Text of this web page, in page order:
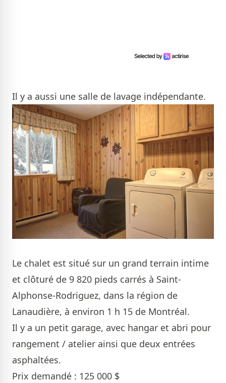
Il y a aussi une salle de lavage indépendante.
Le chalet est situé sur un grand terrain intime
et clôturé de 9 820 pieds carrés à Saint-
Alphonse-Rodriguez, dans la région de
Lanaudière, à environ 1 h 15 de Montréal.
Il y a un petit garage, avec hangar et abri pour
rangement / atelier ainsi que deux entrées
asphaltées.
Prix demandé : 125 000 $